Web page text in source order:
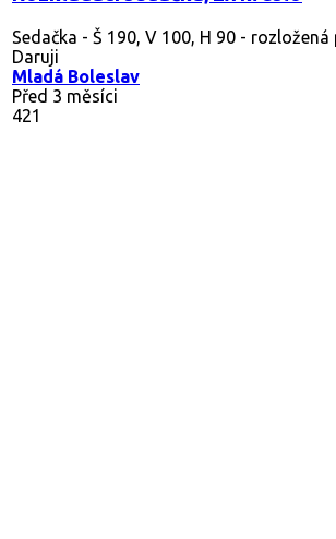
Sedačka - Š 190, V 100, H 90 -
Daruji
Mladá Boleslav
Před 3 měsíci
421